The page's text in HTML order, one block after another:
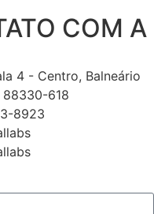
COM A
4 - Centro, Balneário
88330-618
8923